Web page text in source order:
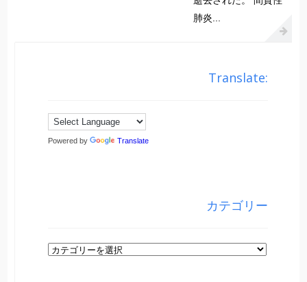
肺炎...
Translate:
Powered by Translate
カテゴリー
カ